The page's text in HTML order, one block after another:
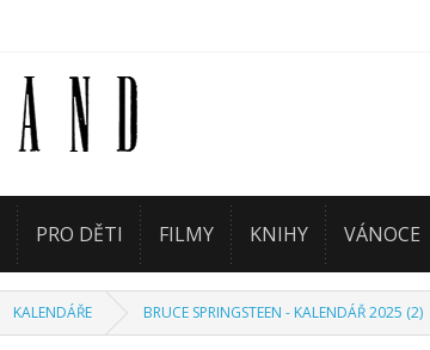
PRO DĚTI FILMY KNIHY VÁNOCE
KALENDÁŘE BRUCE SPRINGSTEEN - KALENDÁŘ 2025 (2)